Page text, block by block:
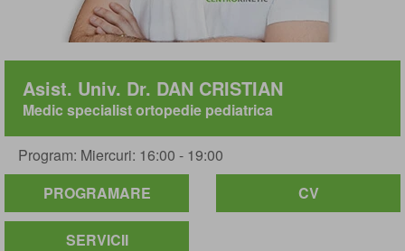
Asist. Univ. Dr. DAN CRISTIAN
Medic specialist ortopedie pediatrica
Program: Miercuri: 16:00 - 19:00
PROGRAMARE
CV
SERVICII